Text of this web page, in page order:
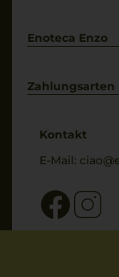
Enoteca Enzo
Bewertungs-
Zahlungsarten
Kontakt
E-Mail: